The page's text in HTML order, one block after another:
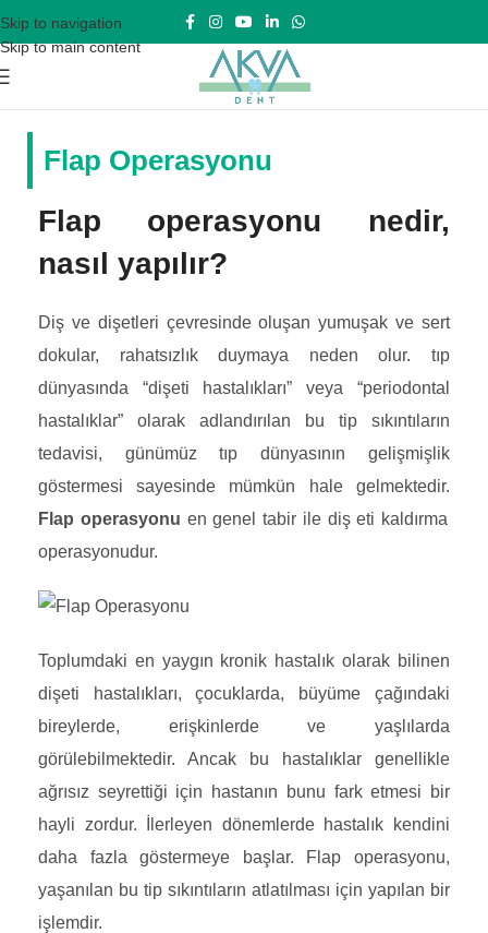
Skip to navigation
Skip to main content
Flap Operasyonu
Flap operasyonu nedir,
nasıl yapılır?
Diş ve dişetleri çevresinde oluşan yumuşak ve sert
dokular, rahatsızlık duymaya neden olur. tıp
dünyasında “dişeti hastalıkları” veya “periodontal
hastalıklar” olarak adlandırılan bu tip sıkıntıların
tedavisi, günümüz tıp dünyasının gelişmişlik
göstermesi sayesinde mümkün hale gelmektedir.
Flap operasyonu en genel tabir ile diş eti kaldırma
operasyonudur.
Toplumdaki en yaygın kronik hastalık olarak bilinen
dişeti hastalıkları, çocuklarda, büyüme çağındaki
bireylerde, erişkinlerde ve yaşlılarda
görülebilmektedir. Ancak bu hastalıklar genellikle
ağrısız seyrettiği için hastanın bunu fark etmesi bir
hayli zordur. İlerleyen dönemlerde hastalık kendini
daha fazla göstermeye başlar. Flap operasyonu,
yaşanılan bu tip sıkıntıların atlatılması için yapılan bir
işlemdir.